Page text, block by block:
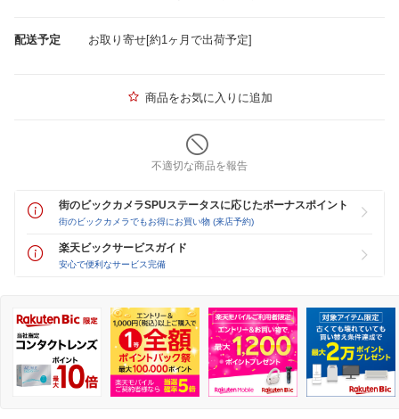
配送予定 お取り寄せ[約1ヶ月で出荷予定]
商品をお気に入りに追加
不適切な商品を報告
街のビックカメラSPUステータスに応じたボーナスポイント
街のビックカメラでもお得にお買い物 (来店予約)
楽天ビックサービスガイド
安心で便利なサービス完備